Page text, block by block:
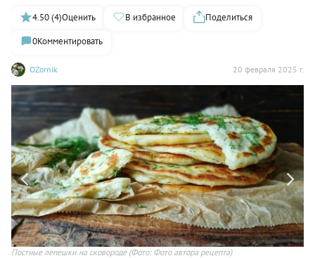
OZornik 20 февраля 2025 г.
4.50 (4)Оценить В избранное
Поделиться
0Комментировать
Постные лепешки на сковороде(Фото: Фото автора рецепта)